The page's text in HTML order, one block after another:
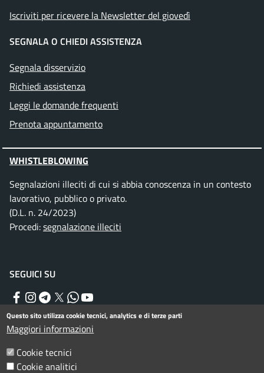
Iscriviti per ricevere la Newsletter del giovedì
SEGNALA O CHIEDI ASSISTENZA
Segnala disservizio
Richiedi assistenza
Leggi le domande frequenti
Prenota appuntamento
WHISTLEBLOWING
Segnalazioni illeciti di cui si abbia conoscenza in un contesto
lavorativo, pubblico o privato.
(D.L. n. 24/2023)
Procedi:segnalazione illeciti
SEGUICI SU
Facebook
Instagram
Telegram
TwitterWhatsApp
Menu piè di pagina
Informativa privacy
Dichiarazione di accessibilità
Questo sito utilizza cookie tecnici, analytics e di terze parti
Maggiori informazioni
Cookie tecnici
Cookie analitici